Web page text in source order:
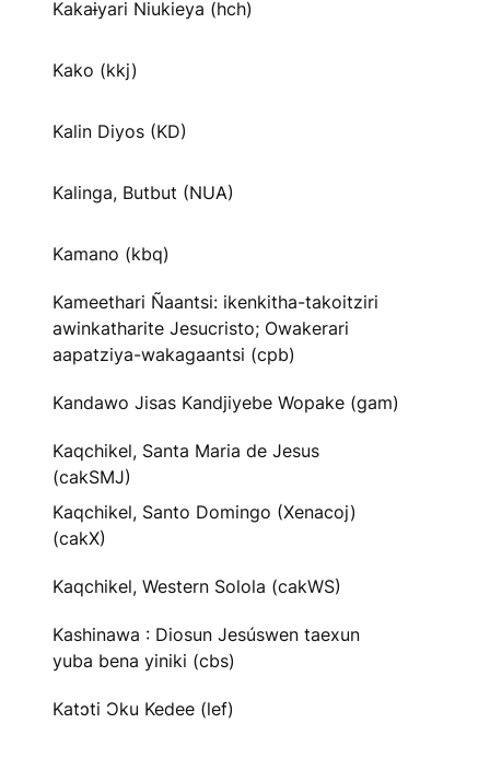
Kakaɨyari Niukieya (hch)
Kako (kkj)
Kalin Diyos (KD)
Kalinga, Butbut (NUA)
Kamano (kbq)
Kameethari Ñaantsi: ikenkitha-takoitziri
awinkatharite Jesucristo; Owakerari
aapatziya-wakagaantsi (cpb)
Kandawo Jisas Kandjiyebe Wopake (gam)
Kaqchikel, Santa Maria de Jesus
(cakSMJ)
Kaqchikel, Santo Domingo (Xenacoj)
(cakX)
Kaqchikel, Western Solola (cakWS)
Kashinawa : Diosun Jesúswen taexun
yuba bena yiniki (cbs)
Katɔti Ɔku Kedee (lef)